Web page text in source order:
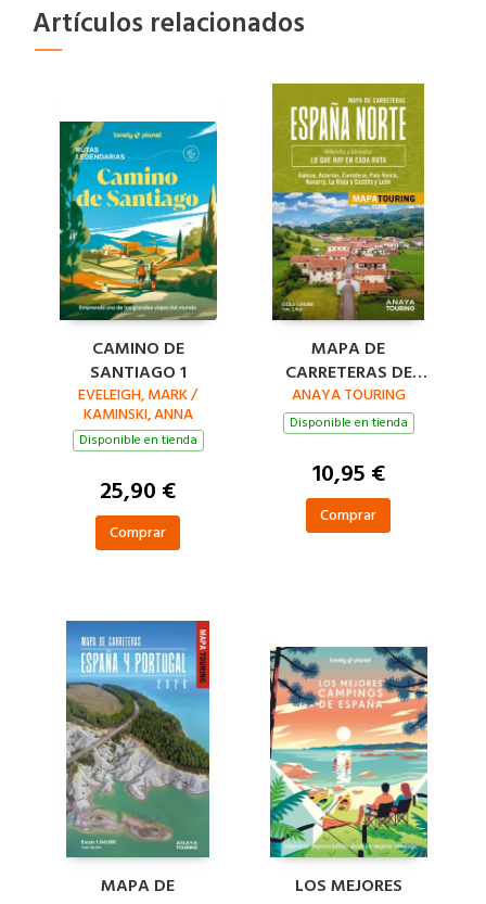
Artículos relacionados
CAMINO DE
SANTIAGO 1
EVELEIGH, MARK /
KAMINSKI, ANNA
Disponible en tienda
25,90 €
Comprar
MAPA DE
CARRETERAS DE
ESPAÑA NORTE
1:340.000
ANAYA TOURING
Disponible en tienda
10,95 €
Comprar
MAPA DE
LOS MEJORES